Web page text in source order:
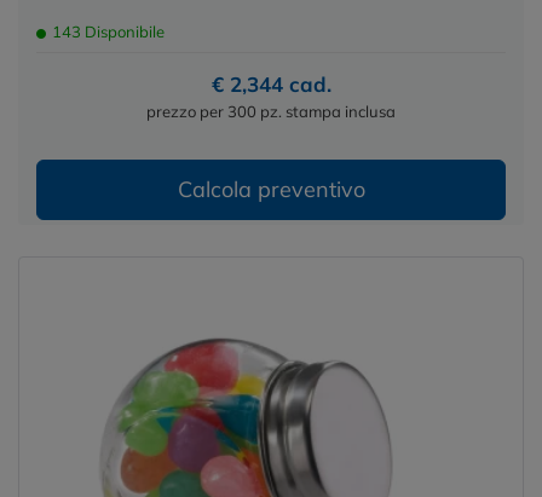
143 Disponibile
€ 2,344 cad.
prezzo per 300 pz. stampa inclusa
Calcola preventivo